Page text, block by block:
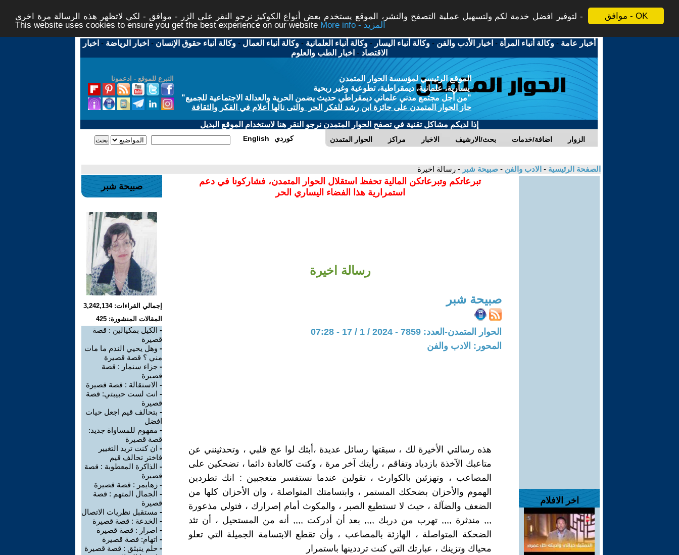
موافق - OK
لتوفير افضل خدمة لكم ولتسهيل عملية التصفح والنشر، الموقع يستخدم بعض أنواع الكوكيز نرجو النقر على الزر - موافق - لكي لاتظهر هذه الرسالة مرة اخرى -
This website uses cookies to ensure you get the best experience on our website
More info - المزيد
أخبار عامة -وكالة أنباء المرأة - اخبار الأدب والفن -وكالة أنباء اليسار -وكالة أنباء العلمانية -وكالة أنباء العمال -وكالة أنباء حقوق الإنسان - اخبار الرياضة - اخبار
الاقتصاد - اخبار الطب والعلوم
التبرع للموقع - ادعمونا
الموقع الرئيسي لمؤسسة الحوار المتمدن
يسارية، علمانية، ديمقراطية، تطوعية وغير ربحية
"من أجل مجتمع مدني علماني ديمقراطي حديث يضمن الحرية والعدالة الاجتماعية للجميع"
حاز الحوار المتمدن على جائزة ابن رشد للفكر الحر والتى نالها أعلام في الفكر والثقافة
إذا لديكم مشاكل تقنية في تصفح الحوار المتمدن نرجو النقر هنا لاستخدام الموقع البديل
الحوار المتمدن مراكز الاخبار بحث/الارشيف اضافة/خدمات الزوار English كوردي
الصفحة الرئيسية - الادب والفن - صبيحة شبر - رسالة اخيرة
اخر الافلام
تبرعاتكم وتبرعاتكن المالية تحفظ استقلال الحوار المتمدن، فشاركونا في دعم
استمرارية هذا الفضاء اليساري الحر
رسالة اخيرة
صبيحة شبر
الحوار المتمدن-العدد: 7859 - 2024 / 1 / 17 - 07:28
المحور: الادب والفن
هذه رسالتي الأخيرة لك ، سبقتها رسائل عديدة ،أبثك لوا عج قلبي ، وتحدثينني عن
متاعبك الآخذة بازدياد وتفاقم ، رأيتك آخر مرة ، وكنت كالعادة دائما ، تضحكين على
المصاعب ، وتهزئين بالكوارث ، تقولين عندما نستفسر متعجبين : انك تطردين
الهموم والأحزان بضحكك المستمر ، وابتسامتك المتواصلة ، وان الأحزان كلها من
الضعف والضآلة ، حيث لا تستطيع الصبر ، والمكوث أمام إصرارك ، فتولي مذعورة
,,, مندثرة ,,,, تهرب من دربك ,,,, بعد أن أدركت ,,,, أنه من المستحيل ، أن تئد
الضحكة المتواصلة ، الهازئة بالمصاعب ، وأن تقطع الابتسامة الجميلة التي تعلو
محياك وتزينك ، عبارتك التي كنت ترددينها باستمرار
صبيحة شبر
إجمالي القراءات: 3,242,134
المقالات المنشورة: 425
- الكيل بمكيالين : قصة
قصيرة
- وهل يحيي الندم ما مات
مني ؟ قصة قصيرة
- جزاء سنمار : قصة
قصيرة
- الاستقالة : قصة قصيرة
- انت لست حبيبتي: قصة
قصيرة
- بتحالف قيم اجعل حيات
افضل
- مفهوم للمساواة جديد:
قصة قصيرة
- ان كنت تريد التغيير
فاختر تحالف قيم
- الذاكرة المعطوبة : قصة
قصيرة
- زهايمر : قصة قصيرة
- الجمال المتهم : قصة
قصيرة
- مستقبل نظريات الاتصال
- الخدعة : قصة قصيرة
- اصرار : قصة قصيرة
- اتهام: فصة قصيرة
- حلم ينبثق : قصة قصيرة